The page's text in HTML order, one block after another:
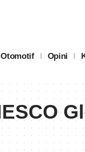
Otomotif Opini